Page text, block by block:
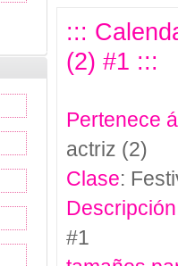
:::
(2) #1 :::
Pertenece
actriz (2)
Clase:
Descripción
#1